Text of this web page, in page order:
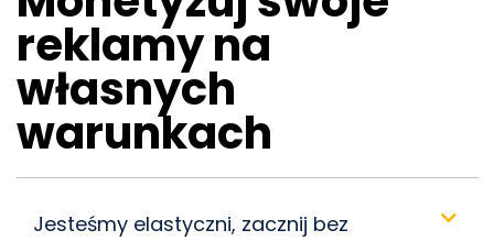
reklamy na
własnych
warunkach
Jesteśmy elastyczni, zacznij bez